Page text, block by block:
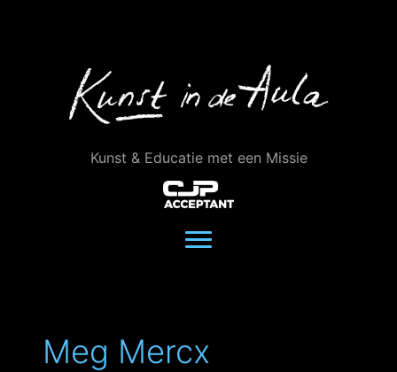
Kunst & Educatie met een Missie
Meg Mercx